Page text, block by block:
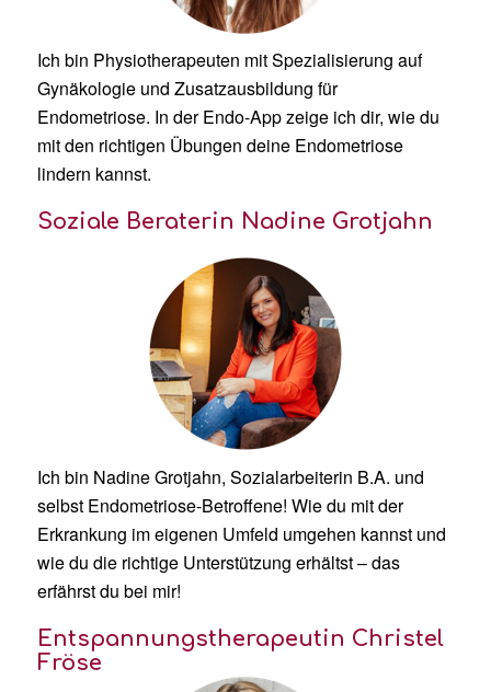
Ich bin Physiotherapeuten mit Spezialisierung auf
Gynäkologie und Zusatzausbildung für
Endometriose. In der Endo-App zeige ich dir, wie du
mit den richtigen Übungen deine Endometriose
lindern kannst.
Soziale Beraterin Nadine Grotjahn
Ich bin Nadine Grotjahn, Sozialarbeiterin B.A. und
selbst Endometriose-Betroffene! Wie du mit der
Erkrankung im eigenen Umfeld umgehen kannst und
wie du die richtige Unterstützung erhältst – das
erfährst du bei mir!
Entspannungstherapeutin Christel
Fröse